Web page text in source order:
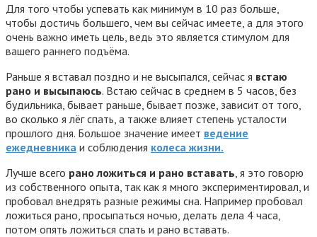
Для того чтобы успевать как минимум в 10 раз больше,
чтобы достичь большего, чем вы сейчас имеете, а для этого
очень важно иметь цель, ведь это является стимулом для
вашего раннего подъёма.
Раньше я вставал поздно и не высыпался, сейчас я встаю
рано и высыпаюсь. Встаю сейчас в среднем в 5 часов, без
будильника, бывает раньше, бывает позже, зависит от того,
во сколько я лёг спать, а также влияет степень усталости
прошлого дня. Большое значение имеет ведение
ежедневника и соблюдения колеса жизни.
Лучше всего рано ложиться и рано вставать , я это говорю
из собственного опыта, так как я много экспериментировал, и
пробовал внедрять разные режимы сна. Например пробовал
ложиться рано, просыпаться ночью, делать дела 4 часа,
потом опять ложиться спать и рано вставать.